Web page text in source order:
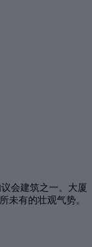
会建筑之一。大厦
未有的壮观气势。